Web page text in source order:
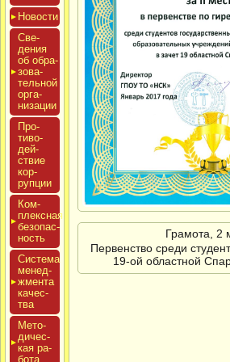
Новос­ти
Све­
дения
об об­ра­
зова­
тель­ной
ор­га­
низа­ции
Про­
тиво­
дей­
ствие
кор­
рупции
Ком­
плексная
бе­зопас­
ность
Сис­те­ма
ме­нед­
жмен­та
ка­чес­
тва
Мето­
дичес­
кая ра­
бота
Грамота, 2
Первенство среди
19-ой областной